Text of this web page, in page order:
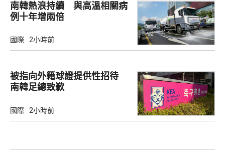
南韓熱浪持續 與高溫相關病
例十年增兩倍
國際 2小時前
被指向外籍球證提供性招待
南韓足總致歉
國際 2小時前